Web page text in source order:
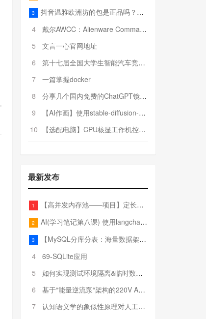
3
抖音温雅欧洲坊的包是正品吗？温雅卖的包为啥那么便宜？
4
戴尔AWCC：Alienware Command Center 故障排除方法，里面附有超全详解呦，快来快来，欢迎观看~
5
文言一心官网地址
6
第十七届全国大学生智能汽车竞赛全国总决赛参赛队伍奖项公告
7
一篇掌握docker
8
分享几个国内免费的ChatGPT镜像网址(亲测有效-4月25日更新)
9
【AI作画】使用stable-diffusion-webui搭建AI作画平台
10
【选配电脑】CPU核显工作机控制预算5000
最新发布
1 【高并发内存池——项目】定长内存池——开胃小菜
2 AI(学习笔记第八课) 使用langchain的embedding models
3
【MySQL分库分表：海量数据架构的终极解决方案】
4
69-SQLite应用
5
如何实现测试环境隔离&临时数据库（pytest+SQLite）
6
基于“能量逆流泵“架构的220V AC至20V DC 300W高效电源设计
7
认知语义学的象似性原理对人工智能自然语言处理深层语义分析的影响与启示